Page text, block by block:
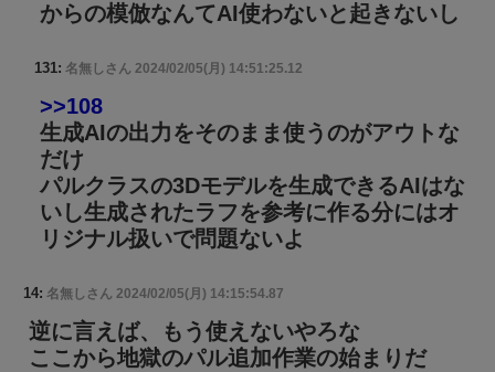
からの模倣なんてAI使わないと起きないし
131: 名無しさん 2024/02/05(月) 14:51:25.12
>>108
生成AIの出力をそのまま使うのがアウトな
だけ
パルクラスの3Dモデルを生成できるAIはな
いし生成されたラフを参考に作る分にはオ
リジナル扱いで問題ないよ
14: 名無しさん 2024/02/05(月) 14:15:54.87
逆に言えば、もう使えないやろな
ここから地獄のパル追加作業の始まりだ